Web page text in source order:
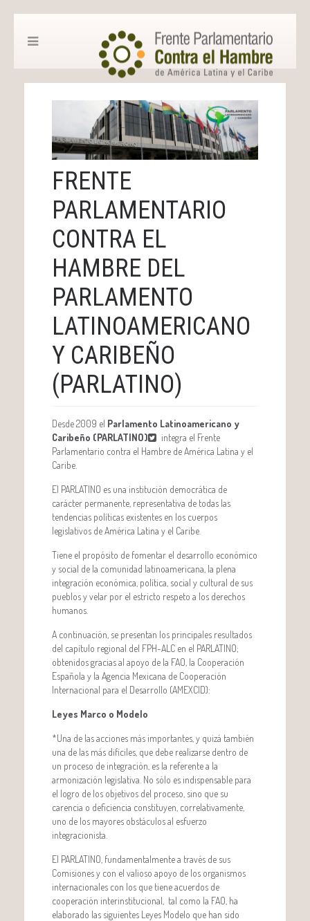
FRENTE
PARLAMENTARIO
CONTRA EL
HAMBRE DEL
PARLAMENTO
LATINOAMERICANO
Y CARIBEÑO
(PARLATINO)
Desde 2009 el Parlamento Latinoamericano y
Caribeño (PARLATINO)
integra el Frente
Parlamentario contra el Hambre de América Latina y el
Caribe.
El PARLATINO es una institución democrática de
carácter permanente, representativa de todas las
tendencias políticas existentes en los cuerpos
legislativos de América Latina y el Caribe.
Tiene el propósito de fomentar el desarrollo económico
y social de la comunidad latinoamericana, la plena
integración económica, política, social y cultural de sus
pueblos y velar por el estricto respeto a los derechos
humanos.
A continuación, se presentan los principales resultados
del capítulo regional del FPH-ALC en el PARLATINO;
obtenidos gracias al apoyo de la FAO, la Cooperación
Española y la Agencia Mexicana de Cooperación
Internacional para el Desarrollo (AMEXCID):
Leyes Marco o Modelo
*Una de las acciones más importantes, y quizá también
una de las más difíciles, que debe realizarse dentro de
un proceso de integración, es la referente a la
armonización legislativa. No sólo es indispensable para
el logro de los objetivos del proceso, sino que su
carencia o deficiencia constituyen, correlativamente,
uno de los mayores obstáculos al esfuerzo
integracionista.
El PARLATINO, fundamentalmente a través de sus
Comisiones y con el valioso apoyo de los organismos
internacionales con los que tiene acuerdos de
cooperación interinstitucional, tal como la FAO, ha
elaborado las siguientes Leyes Modelo que han sido